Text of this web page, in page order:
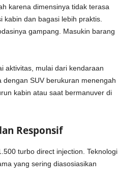
karena dimensinya tidak terasa
dan bagasi lebih praktis.
gampang. Masukin barang
aktivitas, mulai dari kendaraan
SUV berukuran menengah
kabin atau saat bermanuver di
Responsif
turbo direct injection. Teknologi
yang sering diasosiasikan